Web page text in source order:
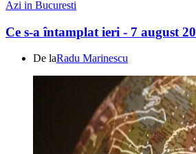
Azi in Bucuresti
Ce s-a întamplat ieri - 7 august
De laRadu Marinescu